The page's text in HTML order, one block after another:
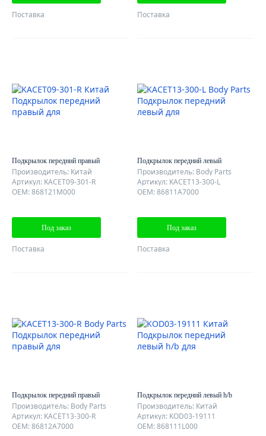
Поставка Поставка
Подкрылок передний правый
Производитель: Китай
Артикул: KACET09-301-R
OEM: 868121M000
Под заказ
Поставка
Подкрылок передний левый
Производитель: Body Parts
Артикул: KACET13-300-L
OEM: 86811A7000
Под заказ
Поставка
Подкрылок передний правый
Производитель: Body Parts
Артикул: KACET13-300-R
OEM: 86812A7000
Подкрылок передний левый h/b
Производитель: Китай
Артикул: KOD03-19111
OEM: 868111L000